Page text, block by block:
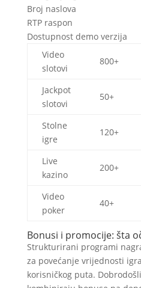
Broj naslova
RTP raspon
Dostupnost demo verzija
Video
slotovi
800+
Jackpot
slotovi
50+
Stolne
igre
120+
Live
kazino
200+
Video
poker
40+
Bonusi i promocije: šta
Strukturirani programi
za povećanje vrijednosti
korisničkog puta.